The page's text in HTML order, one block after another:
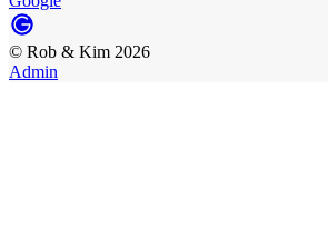
© Rob & Kim 2026
Admin